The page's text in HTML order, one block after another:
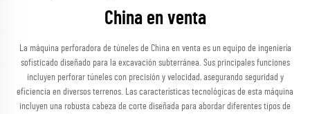
China en venta
La máquina perforadora de túneles de China en venta es un equipo de ingeniería
sofisticado diseñado para la excavación subterránea. Sus principales funciones
incluyen perforar túneles con precisión y velocidad, asegurando seguridad y
eficiencia en diversos terrenos. Las características tecnológicas de esta máquina
incluyen una robusta cabeza de corte diseñada para abordar diferentes tipos de